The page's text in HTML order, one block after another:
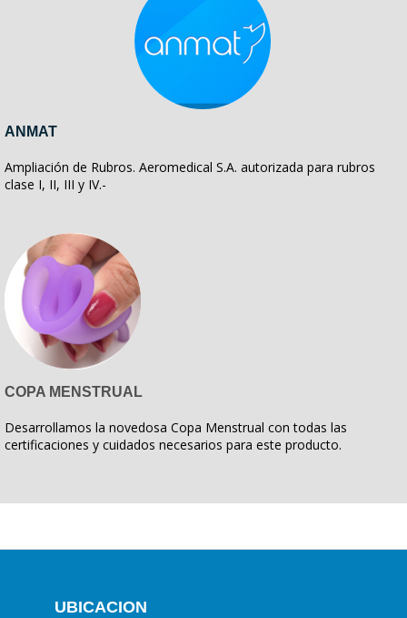
ANMAT
Ampliación de Rubros. Aeromedical S.A. autorizada para rubros
clase I, II, III y IV.-
COPA MENSTRUAL
Desarrollamos la novedosa Copa Menstrual con todas las
certificaciones y cuidados necesarios para este producto.
UBICACION